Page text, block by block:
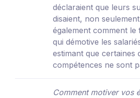
déclaraient que leurs
disaient, non
également comment le
qui démotive les
estimant que certaines
compétences ne sont
Comment motiver vos